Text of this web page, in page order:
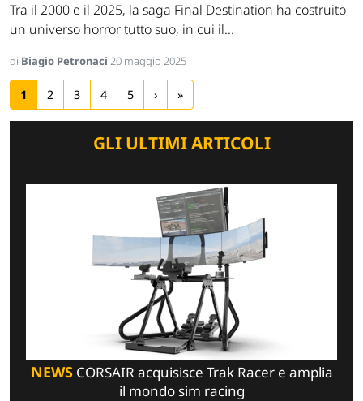
Tra il 2000 e il 2025, la saga Final Destination ha costruito
un universo horror tutto suo, in cui il...
di Biagio Petronaci 20 maggio 2025
1 2 3 4 5 › »
GLI ULTIMI ARTICOLI
NEWSCORSAIR acquisisce Trak Racer e amplia
il mondo sim racing